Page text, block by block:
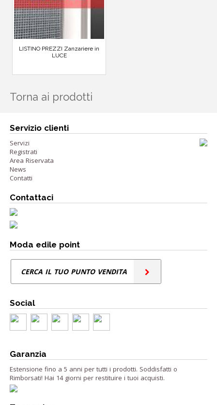
LISTINO PREZZI Zanzariere in
LUCE
Torna ai prodotti
Servizio clienti
Servizi
Registrati
Area Riservata
News
Contatti
Contattaci
Moda edile point
CERCA IL TUO PUNTO VENDITA
Social
Garanzia
Estensione fino a 5 anni per tutti i prodotti. Soddisfatti o
Rimborsati! Hai 14 giorni per restituire i tuoi acquisti.